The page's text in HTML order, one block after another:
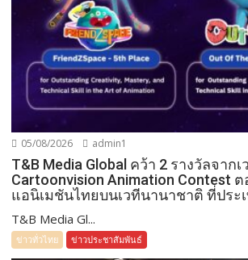
05/08/2026 admin1
T&B Media Global คว้า 2 รางวัลจากเ
Cartoonvision Animation Contest
แอนิเมชันไทยบนเวทีนานาชาติ ที่ประ
T&B Media Gl...
ข่าวทั่วไทย ข่าวประชาสัมพันธ์